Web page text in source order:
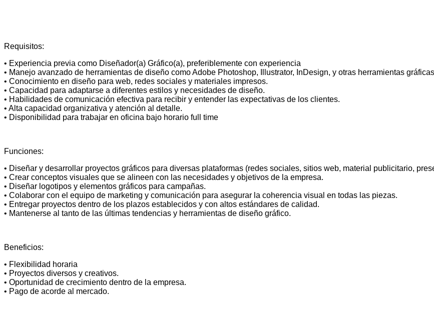
Requisitos:
• Experiencia previa como Diseñador(a) Gráfico(a), preferiblemente con experiencia
• Manejo avanzado de herramientas de diseño como Adobe Photoshop, Illustrator, InDesign, y otras herramientas
• Conocimiento en diseño para web, redes sociales y materiales impresos.
• Capacidad para adaptarse a diferentes estilos y necesidades de diseño.
• Habilidades de comunicación efectiva para recibir y entender las expectativas de los clientes.
• Alta capacidad organizativa y atención al detalle.
• Disponibilidad para trabajar en oficina bajo horario full time
Funciones:
• Diseñar y desarrollar proyectos gráficos para diversas plataformas (redes sociales, sitios web, material publicitario,
• Crear conceptos visuales que se alineen con las necesidades y objetivos de la empresa.
• Diseñar logotipos y elementos gráficos para campañas.
• Colaborar con el equipo de marketing y comunicación para asegurar la coherencia visual en todas las piezas.
• Entregar proyectos dentro de los plazos establecidos y con altos estándares de calidad.
• Mantenerse al tanto de las últimas tendencias y herramientas de diseño gráfico.
Beneficios:
• Flexibilidad horaria
• Proyectos diversos y creativos.
• Oportunidad de crecimiento dentro de la empresa.
• Pago de acorde al mercado.